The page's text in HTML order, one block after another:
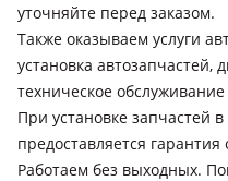
Volkswagen Golf Plus
2004 - 2008 1 поколение,
рестайлинг
уточняйте перед заказом.
Также оказываем услуги
установка автозапчастей,
техническое
При установке запчастей
предоставляется
Работаем без выходных.